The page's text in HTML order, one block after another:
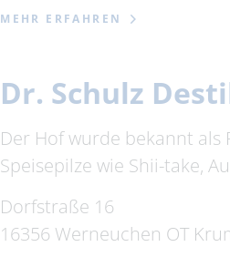
MEHR ERFAHREN
Dr. Schulz
Der Hof wurde bekannt als
Speisepilze wie Shii-take,
Dorfstraße 16
16356 Werneuchen OT